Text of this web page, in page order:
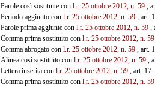
Parole così sostituite con l.r. 25 ottobre 2012, n. 59,
Periodo aggiunto con l.r. 25 ottobre 2012, n. 59, art.
Parole prima aggiunte con l.r. 25 ottobre 2012, n. 59,
Comma prima sostituito con l.r. 25 ottobre 2012, n. 59
Comma abrogato con l.r. 25 ottobre 2012, n. 59, art.
Alinea così sostituito con l.r. 25 ottobre 2012, n. 59,
Lettera inserita con l.r. 25 ottobre 2012, n. 59, art. 17.
Comma prima sostituito con l.r. 25 ottobre 2012, n. 59